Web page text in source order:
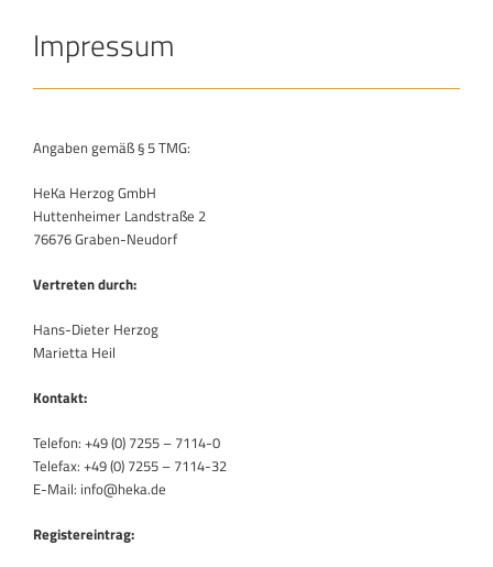
Impressum
Angaben gemäß § 5 TMG:
HeKa Herzog GmbH
Huttenheimer Landstraße 2
76676 Graben-Neudorf
Vertreten durch:
Hans-Dieter Herzog
Marietta Heil
Kontakt:
Telefon: +49 (0) 7255 – 7114-0
Telefax: +49 (0) 7255 – 7114-32
E-Mail: info@heka.de
Registereintrag: